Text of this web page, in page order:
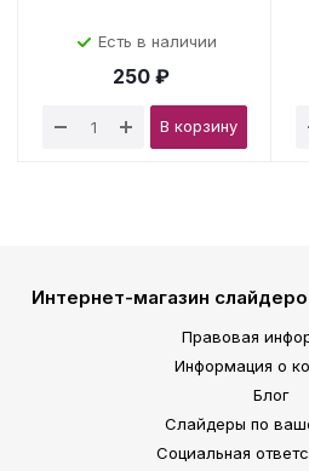
Есть в наличии
250 ₽
В корзину
Интернет-магазин
Правовая
Информация о
Блог
Слайдеры по
Социальная